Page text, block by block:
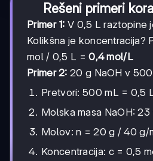
Rešeni primeri
Primer 1: V 0,5 L raztopine
Kolikšna je koncentracija?
mol / 0,5 L =0,4 mol/L
Primer 2: 20 g NaOH v
Pretvori: 500 mL = 0,5
Molska masa NaOH:
Molov: n = 20 g / 40 g/
Koncentracija: c = 0,5